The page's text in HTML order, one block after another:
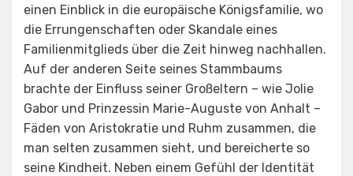
einen Einblick in die europäische Königsfamilie, wo
die Errungenschaften oder Skandale eines
Familienmitglieds über die Zeit hinweg nachhallen.
Auf der anderen Seite seines Stammbaums
brachte der Einfluss seiner Großeltern – wie Jolie
Gabor und Prinzessin Marie-Auguste von Anhalt –
Fäden von Aristokratie und Ruhm zusammen, die
man selten zusammen sieht, und bereicherte so
seine Kindheit. Neben einem Gefühl der Identität